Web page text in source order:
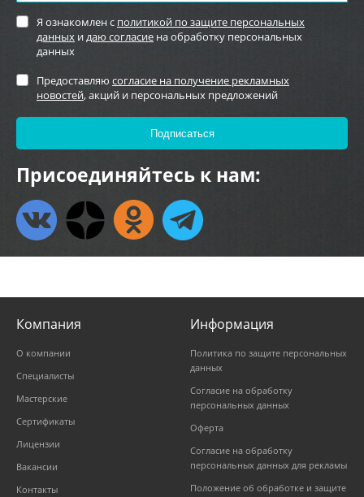
Я ознакомлен с политикой по защите персональных
данных и даю согласие на обработку персональных
данных
Предоставляю согласие на получение рекламных
новостей, акций и персональных предложений
Присоединяйтесь к нам:
Компания
О компании
Специалисты
Мастерские
Сертификаты
Лицензии
Вакансии
Контакты
Информация
Политика по защите персональных
данных
Согласие на обработку
персональных данных
Оферта
Согласие на обработку
персональных данных для рекламы
Положение об обработке и защите